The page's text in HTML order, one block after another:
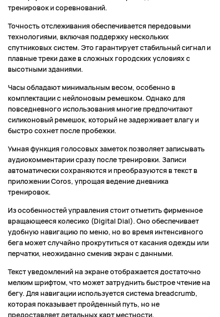
тренировок и соревнований.
Точность отслеживания обеспечивается передовыми
технологиями, включая поддержку нескольких
спутниковых систем. Это гарантирует стабильный сигнал и
плавные треки даже в сложных городских условиях с
высотными зданиями.
Часы обладают минимальным весом, особенно в
комплектации с нейлоновым ремешком. Однако для
повседневного использования многие предпочитают
силиконовый ремешок, который не задерживает влагу и
быстро сохнет после пробежки.
Умная функция голосовых заметок позволяет записывать
аудиокомментарии сразу после тренировки. Записи
автоматически сохраняются и преобразуются в текст в
приложении Coros, упрощая ведение дневника
тренировок.
Из особенностей управления стоит отметить фирменное
вращающееся колесико (Digital Dial). Оно обеспечивает
удобную навигацию по меню, но во время интенсивного
бега может случайно прокрутиться от касания одежды или
перчатки, неожиданно сменив экран с данными.
Текст уведомлений на экране отображается достаточно
мелким шрифтом, что может затруднить быстрое чтение на
бегу. Для навигации используется система breadcrumb,
которая показывает пройденный путь, но не
предоставляет детальных карт местности.